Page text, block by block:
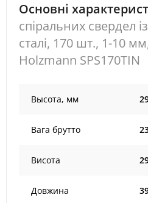
Основні
спіральних свердел
сталі, 170 шт., 1-10
Holzmann SPS170TIN
Высота, мм
Вага брутто
Висота
Довжина